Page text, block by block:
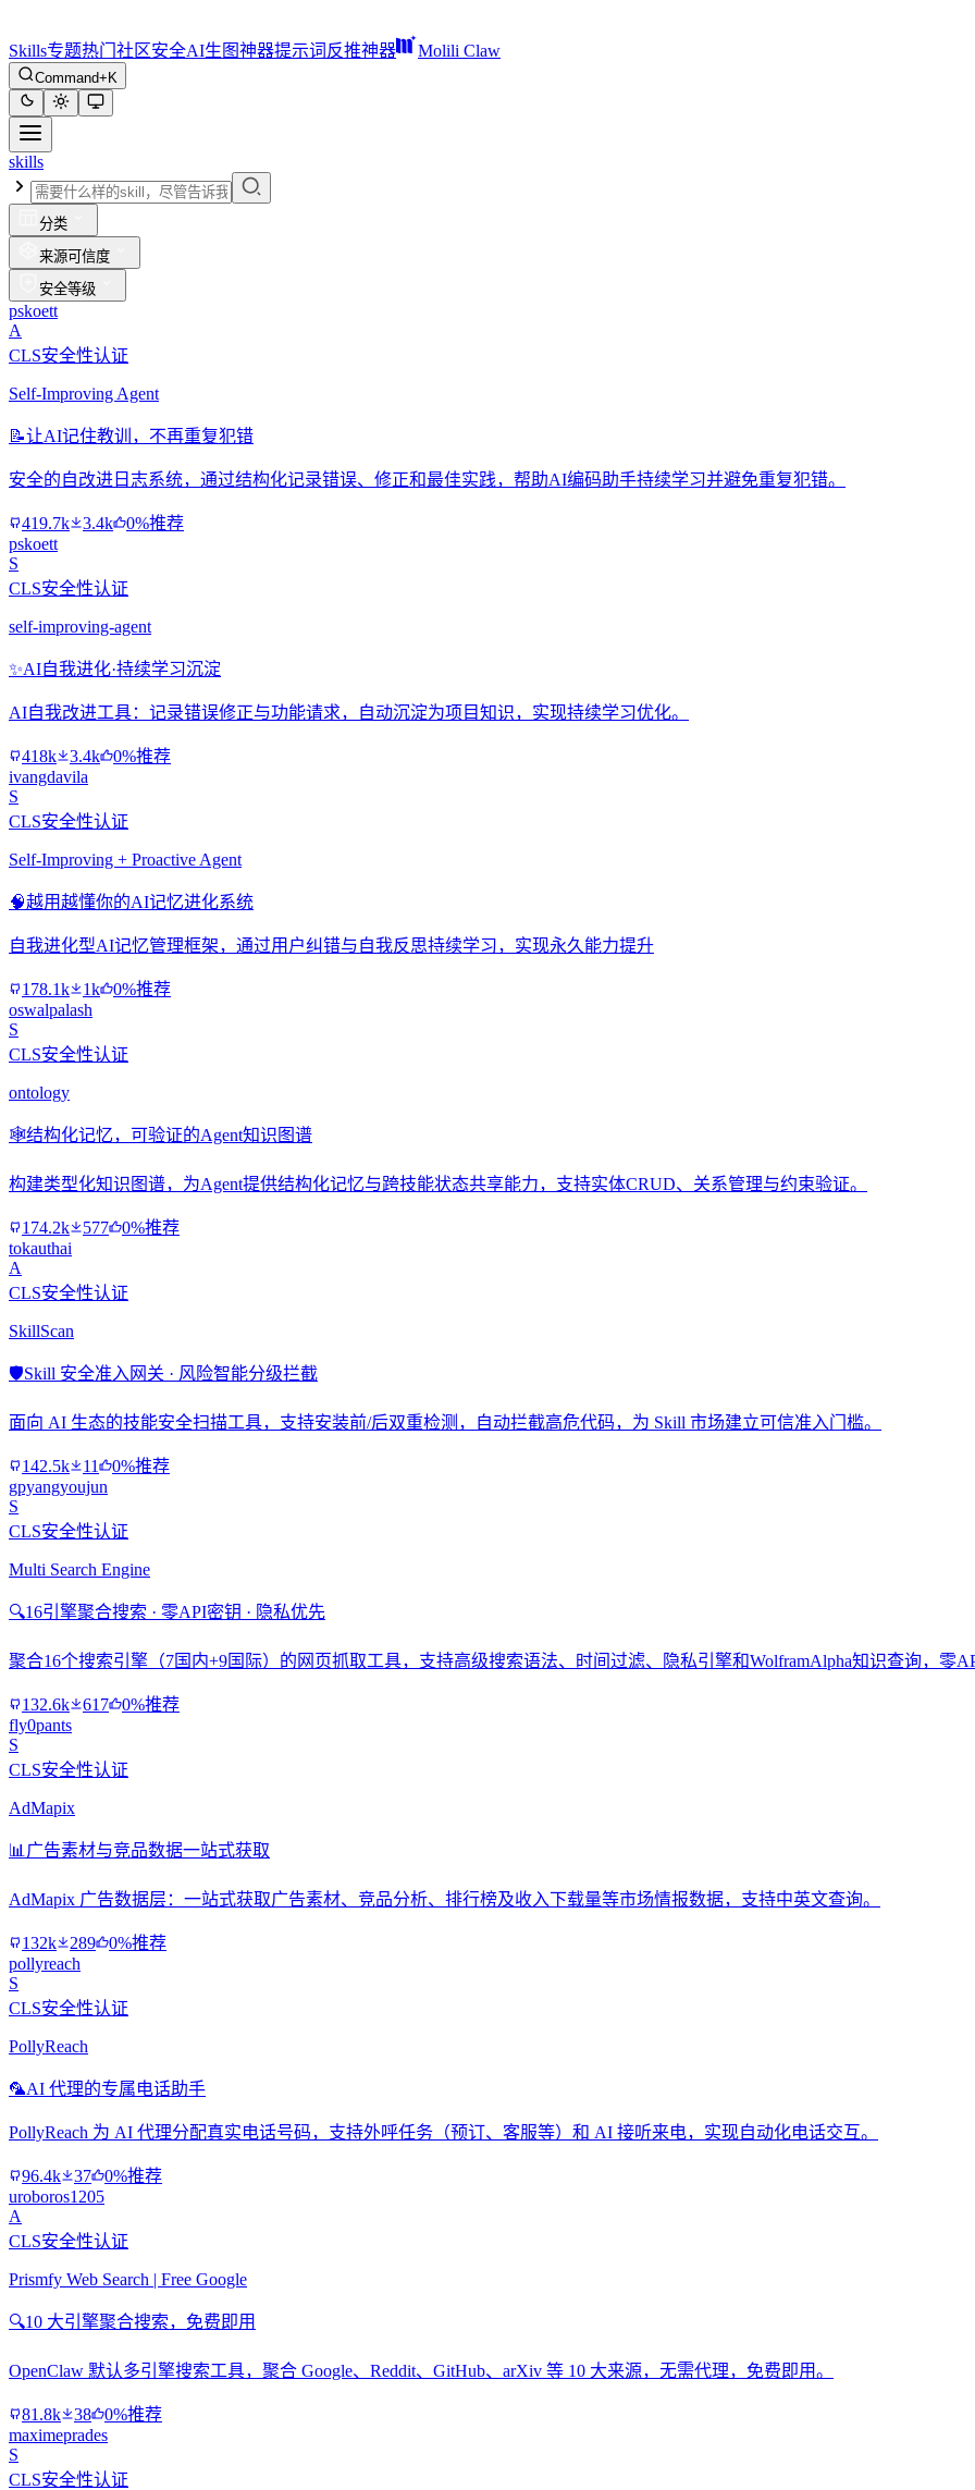
Skills专题热门 社区安全AI生图神器提示词反推神器 Molili Claw
Command+K
skills
分类
来源可信度
安全等级
pskoett
A
CLS安全性认证
Self-Improving Agent
📝让AI记住教训，不再重复犯错
安全的自改进日志系统，通过结构化记录错误、修正和最佳实践，帮助AI编码助手持续学习并避免重复犯错。
419.7k 3.4k
0%推荐
pskoett
S
CLS安全性认证
self-improving-agent
✨AI自我进化·持续学习沉淀
AI自我改进工具：记录错误修正与功能请求，自动沉淀为项目知识，实现持续学习优化。
418k 3.4k
0%推荐
ivangdavila
S
CLS安全性认证
Self-Improving + Proactive Agent
🧠越用越懂你的AI记忆进化系统
自我进化型AI记忆管理框架，通过用户纠错与自我反思持续学习，实现永久能力提升
178.1k 1k
0%推荐
oswalpalash
S
CLS安全性认证
ontology
🕸️结构化记忆，可验证的Agent知识图谱
构建类型化知识图谱，为Agent提供结构化记忆与跨技能状态共享能力，支持实体CRUD、关系管理与约束验证。
174.2k 577
0%推荐
tokauthai
A
CLS安全性认证
SkillScan
🛡️Skill 安全准入网关 · 风险智能分级拦截
面向 AI 生态的技能安全扫描工具，支持安装前/后双重检测，自动拦截高危代码，为 Skill 市场建立可信准入门槛。
142.5k 11
0%推荐
gpyangyoujun
S
CLS安全性认证
Multi Search Engine
🔍16引擎聚合搜索 · 零API密钥 · 隐私优先
聚合16个搜索引擎（7国内+9国际）的网页抓取工具，支持高级搜索语法、时间过滤、隐私引擎和WolframAlpha知识查询，零
132.6k 617
0%推荐
fly0pants
S
CLS安全性认证
AdMapix
📊 广告素材与竞品数据一站式获取
AdMapix 广告数据层：一站式获取广告素材、竞品分析、排行榜及收入下载量等市场情报数据，支持中英文查询。
132k 289
0%推荐
pollyreach
S
CLS安全性认证
PollyReach
🦜AI 代理的专属电话助手
PollyReach 为 AI 代理分配真实电话号码，支持外呼任务（预订、客服等）和 AI 接听来电，实现自动化电话交互。
96.4k 37
0%推荐
uroboros1205
A
CLS安全性认证
Prismfy Web Search | Free Google
🔍10 大引擎聚合搜索，免费即用
OpenClaw 默认多引擎搜索工具，聚合 Google、Reddit、GitHub、arXiv 等 10 大来源，无需代理，免费即用。
81.8k 38
0%推荐
maximeprades
S
CLS安全性认证